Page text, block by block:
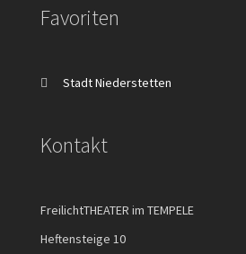
Favoriten
Stadt Niederstetten
Kontakt
FreilichtTHEATER im TEMPELE
Heftensteige 10